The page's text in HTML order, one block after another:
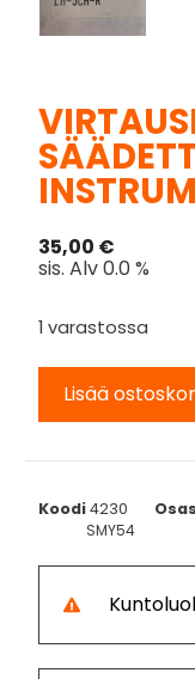
35,00 €
sis. Alv 0.0 %
1 varastossa
Lisää
Koodi4230
SMY54